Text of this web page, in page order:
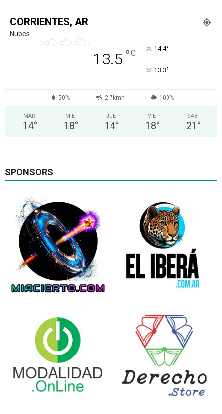
CORRIENTES, AR
Nubes
13.5 °C 14.4°
13.3°
50% 2.7kmh 100%
MAR
14°
MIE
18°
JUE
14°
VIE
18°
SAB
21 °
SPONSORS